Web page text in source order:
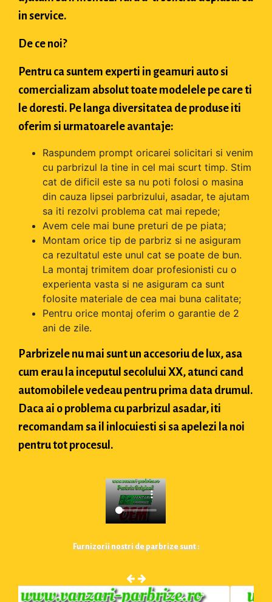
in service.
De ce noi?
Pentru ca suntem experti in geamuri auto si
comercializam absolut toate modelele pe care ti
le doresti. Pe langa diversitatea de produse iti
oferim si urmatoarele avantaje:
Raspundem prompt oricarei solicitari si venim
cu parbrizul la tine in cel mai scurt timp. Stim
cat de dificil este sa nu poti folosi o masina
din cauza lipsei parbrizului, asadar, te ajutam
sa iti rezolvi problema cat mai repede;
Avem cele mai bune preturi de pe piata;
Montam orice tip de parbriz si ne asiguram
ca rezultatul este unul cat se poate de bun.
La montaj trimitem doar profesionisti cu o
experienta vasta si ne asiguram ca sunt
folosite materiale de cea mai buna calitate;
Pentru orice montaj oferim o garantie de 2
ani de zile.
Parbrizele nu mai sunt un accesoriu de lux, asa
cum erau la inceputul secolului XX, atunci cand
automobilele vedeau pentru prima data drumul.
Daca ai o problema cu parbrizul asadar, iti
recomandam sa il inlocuiesti si sa apelezi la noi
pentru tot procesul.
Furnizorii nostri de parbrize sunt :